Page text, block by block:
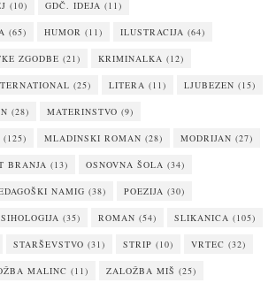
(10) GDČ. IDEJA (11)
(65) HUMOR (11) ILUSTRACIJA (64)
ZGODBE (21) KRIMINALKA (12)
(25) LITERA (11) LJUBEZEN (15)
(28) MATERINSTVO (9)
(125) MLADINSKI ROMAN (28) MODRIJAN (27)
BRANJA (13) OSNOVNA ŠOLA (34)
NAMIG (38) POEZIJA (30)
(35) ROMAN (54) SLIKANICA (105)
STARŠEVSTVO (31) STRIP (10) VRTEC (32)
MALINC (11) ZALOŽBA MIŠ (25)